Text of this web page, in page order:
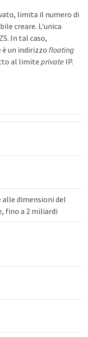
limita il numero di
creare. L'unica
In tal caso,
un indirizzo floating
al limite private IP.
alle dimensioni del
fino a 2 miliardi